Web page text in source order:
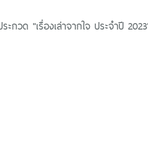
ะกวด "เรื่องเล่าจากใจ ประจำปี